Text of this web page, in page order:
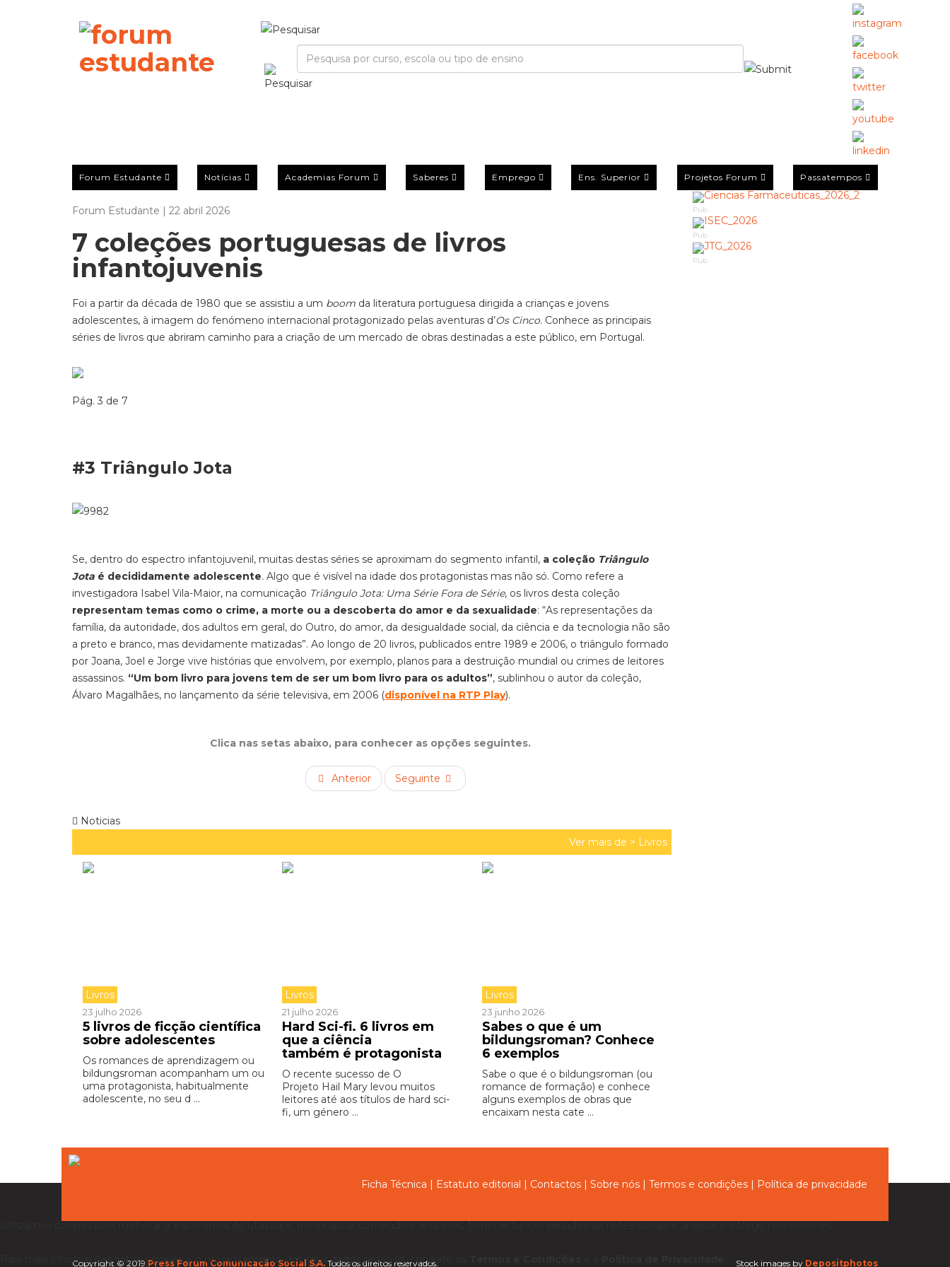
Forum Estudante Notícias Academias Forum Saberes Emprego Ens. Superior Projetos Forum Passatempos
Forum Estudante | 22 abril 2026
7 coleções portuguesas de livros
infantojuvenis
Foi a partir da década de 1980 que se assistiu a um boom da literatura portuguesa dirigida a crianças e jovens
adolescentes, à imagem do fenómeno internacional protagonizado pelas aventuras d’Os Cinco. Conhece as principais
séries de livros que abriram caminho para a criação de um mercado de obras destinadas a este público, em Portugal.
Pág. 3 de 7
#3 Triângulo Jota
Se, dentro do espectro infantojuvenil, muitas destas séries se aproximam do segmento infantil, a coleção Triângulo
Jota é decididamente adolescente. Algo que é visível na idade dos protagonistas mas não só. Como refere a
investigadora Isabel Vila-Maior, na comunicação Triângulo Jota: Uma Série Fora de Série, os livros desta coleção
representam temas como o crime, a morte ou a descoberta do amor e da sexualidade: “As representações da
família, da autoridade, dos adultos em geral, do Outro, do amor, da desigualdade social, da ciência e da tecnologia não são
a preto e branco, mas devidamente matizadas”. Ao longo de 20 livros, publicados entre 1989 e 2006, o triângulo formado
por Joana, Joel e Jorge vive histórias que envolvem, por exemplo, planos para a destruição mundial ou crimes de leitores
assassinos. “Um bom livro para jovens tem de ser um bom livro para os adultos”, sublinhou o autor da coleção,
Álvaro Magalhães, no lançamento da série televisiva, em 2006 (disponível na RTP Play).
Clica nas setas abaixo, para conhecer as opções seguintes.
Anterior Seguinte
Noticias
Ver mais de > Livros
Livros
23 julho 2026
5 livros de ficção científica
sobre adolescentes
Os romances de aprendizagem ou
bildungsroman acompanham um ou
uma protagonista, habitualmente
adolescente, no seu d ...
Livros
21 julho 2026
Hard Sci-fi. 6 livros em
que a ciência
também é protagonista
O recente sucesso de O
Projeto Hail Mary levou muitos
leitores até aos títulos de hard sci-
fi, um género ...
Livros
23 junho 2026
Sabes o que é um
bildungsroman? Conhece
6 exemplos
Sabe o que é o bildungsroman (ou
romance de formação) e conhece
alguns exemplos de obras que
encaixam nesta cate ...
Pub
Pub
Pub
Ficha Técnica | Estatuto editorial | Contactos | Sobre nós | Termos e condições | Política de privacidade
Copyright © 2019 Press Forum Comunicação Social S.A. Todos os direitos reservados. Stock images by Depositphotos
Utilizamos cookies para melhorar a experiência do utilizador, personalizar conteúdo e anúncios, fornecer funcionalidades de redes sociais e analisar o tráfego nos websites.
Para mais informações sobre cookies e o processamento dos seus dados pessoais, consulte os